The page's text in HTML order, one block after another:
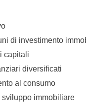
di investimento
capitali
diversificati
al consumo
sviluppo immobiliare